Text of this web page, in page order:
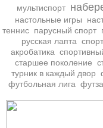
мультиспорт
настольные игры
теннис парусный спорт
русская лапта
акробатика
старшее поколение
турник в каждый двор
футбольная лига